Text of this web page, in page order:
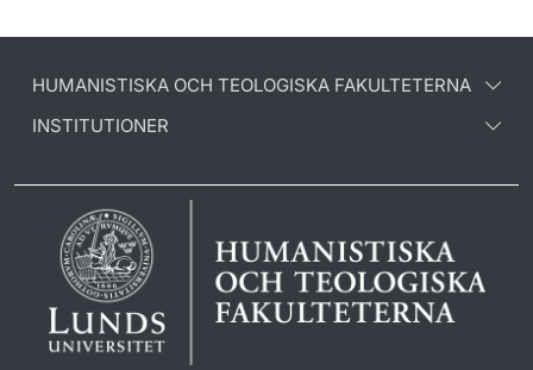
HUMANISTISKA OCH TEOLOGISKA FAKULTETERNA
INSTITUTIONER